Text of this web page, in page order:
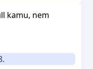
kamu, nem